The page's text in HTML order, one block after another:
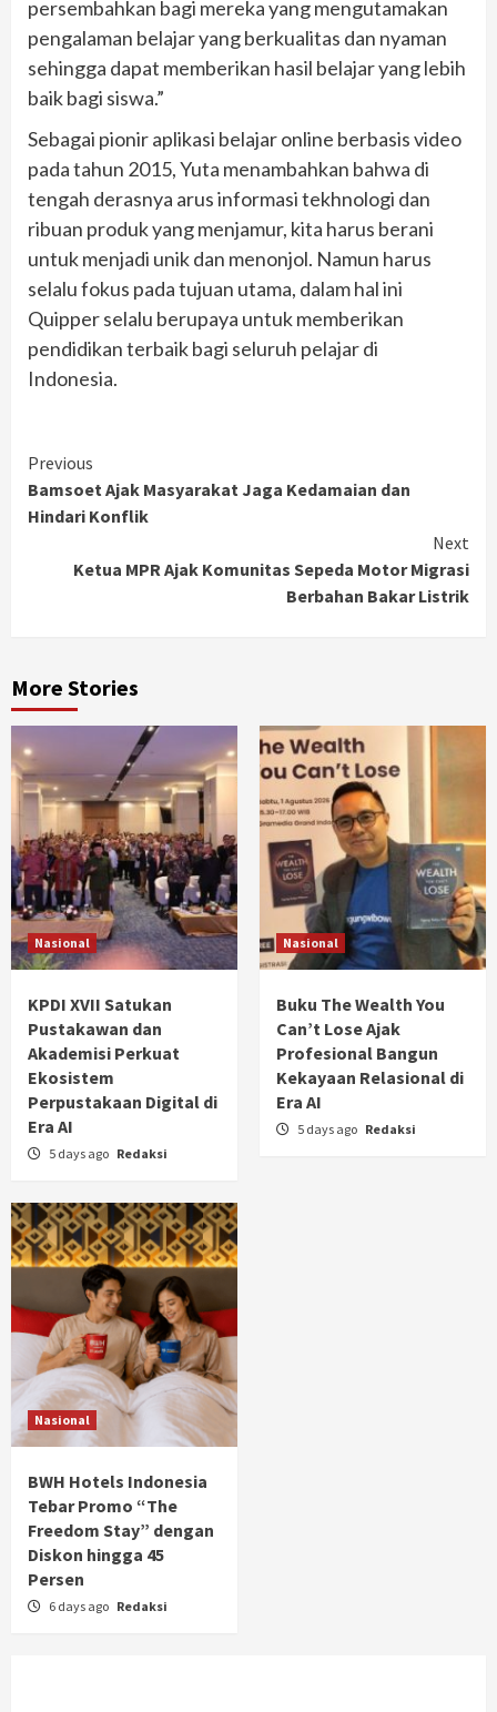
persembahkan bagi mereka yang mengutamakan
pengalaman belajar yang berkualitas dan nyaman
sehingga dapat memberikan hasil belajar yang lebih
baik bagi siswa.”
Sebagai pionir aplikasi belajar online berbasis video
pada tahun 2015, Yuta menambahkan bahwa di
tengah derasnya arus informasi tekhnologi dan
ribuan produk yang menjamur, kita harus berani
untuk menjadi unik dan menonjol. Namun harus
selalu fokus pada tujuan utama, dalam hal ini
Quipper selalu berupaya untuk memberikan
pendidikan terbaik bagi seluruh pelajar di
Indonesia.
Continue
Reading
Previous
Bamsoet Ajak Masyarakat Jaga Kedamaian dan
Hindari Konflik
Next
Ketua MPR Ajak Komunitas Sepeda Motor Migrasi
Berbahan Bakar Listrik
More Stories
Nasional
KPDI XVII Satukan
Pustakawan dan
Akademisi Perkuat
Ekosistem
Perpustakaan Digital di
Era AI
5 days ago Redaksi
Nasional
Buku The Wealth You
Can’t Lose Ajak
Profesional Bangun
Kekayaan Relasional di
Era AI
5 days ago Redaksi
Nasional
BWH Hotels Indonesia
Tebar Promo “The
Freedom Stay” dengan
Diskon hingga 45
Persen
6 days ago Redaksi